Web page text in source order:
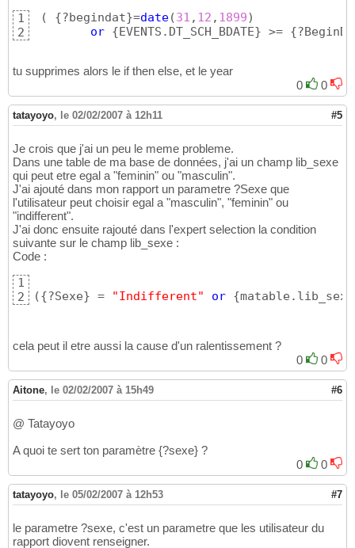
1
2
( {?begindat}=date(31 , 12 , 1899)
or { EVENTS.DT_SCH_BDATE} >= {
tu supprimes alors le if then else, et le year
0
0
tatayoyo, le 02/02/2007 à 12h11 #5
Je crois que j'ai un peu le meme probleme.
Dans une table de ma base de données, j'ai un champ lib_sexe
qui peut etre egal a "feminin" ou "masculin".
J'ai ajouté dans mon rapport un parametre ?Sexe que
l'utilisateur peut choisir egal a "masculin", "feminin" ou
"indifferent".
J'ai donc ensuite rajouté dans l'expert selection la condition
suivante sur le champ lib_sexe :
Code :
1
2
({?Sexe} = "Indifferent" or {matable.lib_sexe
cela peut il etre aussi la cause d'un ralentissement ?
0
0
Aitone, le 02/02/2007 à 15h49 #6
@ Tatayoyo
A quoi te sert ton paramètre {?sexe} ?
0
0
tatayoyo, le 05/02/2007 à 12h53 #7
le parametre ?sexe, c'est un parametre que les utilisateur du
rapport diovent renseigner.